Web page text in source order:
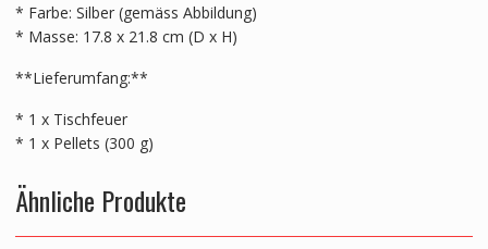
* Farbe: Silber (gemäss Abbildung)
* Masse: 17.8 x 21.8 cm (D x H)
**Lieferumfang:**
* 1 x Tischfeuer
* 1 x Pellets (300 g)
Ähnliche Produkte